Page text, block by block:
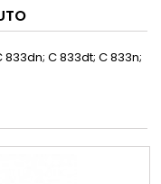
C 833dt; C 833n;